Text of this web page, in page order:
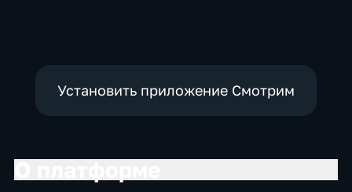
Установить приложение Смотрим